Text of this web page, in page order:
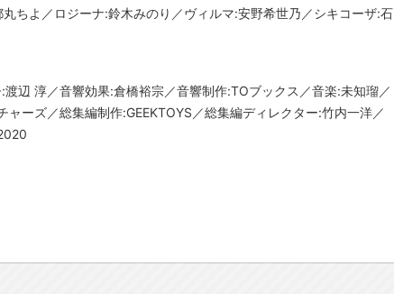
ちよ／ロジーナ:鈴木みのり／ヴィルマ:安野希世乃／シキコーザ:石
辺 淳／音響効果:倉橋裕宗／音響制作:TOブックス／音楽:未知瑠／
ーズ／総集編制作:GEEKTOYS／総集編ディレクター:竹内一洋／